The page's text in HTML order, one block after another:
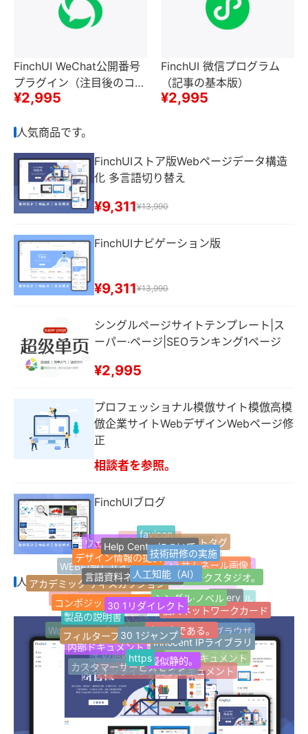
FinchUI WeChat公開番号
プラグイン（注目後のコン
テンツを隠し、公開番号ド
期、自動返信などの機能）
¥2,995
FinchUI 微信プログラム
（記事の基本版）
¥2,995
人気商品です。
FinchUIストア版Webページデータ構造
化 多言語切り替え
¥9,311¥13,990
FinchUIナビゲーション版
¥9,311¥13,990
シングルページサイトテンプレート|ス
ーパー·ページ|SEOランキング1ページ
¥2,995
プロフェッショナル模倣サイト模倣高模
倣企業サイトWebデザインWebページ修
正
相談者を参照。
FinchUIブログ
¥4,632
人気のハッシュタグ
Z-blogPHP
FinchUI
ウェブサイトナビゲーション
1ページのウェブサイト
Z-Blogプラグイン
マイクロパブリック番号
開発サービスの開発
カスタムサービス
応答性が高い。
適応する。
Jquery
ブログサイト最新のラベル
人気のハッシュタグ
ランダムラベル
Tag Archives for
AIライティングアシスタント
記事複数選択分類
その他の分類
Word Pressプラグイン
顧客用プラグイン
WEB引越しサイト
ウェブサイト情報
favicon
ウェブサイトタグ
サムネール画像
jQuery
Safariブラウザ
オープン·ドキュメント
オンラインヘルプドキュメント
カスタマーサービスセンター
内部ドキュメント
製品の説明書
アカデミック·ディスカッション
デザイン情報の提供
Help Centerについて
技術研修の実施
ネットワークスタジオ。
個人ネットワークカード
Innocent IPライブラリ
擬似静的。
https
フィルターフィルターは
コンポジットネットワーク
言語資料ネットワーク
人工知能（AI）
シングル·ノベル
良い本である。
30 1ジャンプ
30 1リダイレクト